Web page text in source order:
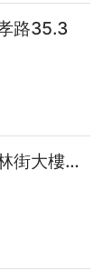
路35.3
大樓30.3